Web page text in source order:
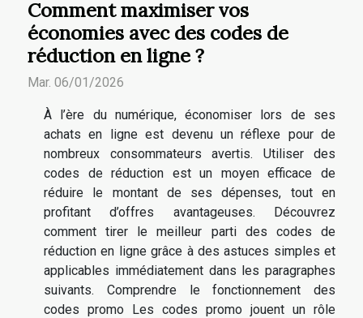
Comment maximiser vos
économies avec des codes de
réduction en ligne ?
Mar. 06/01/2026
À l’ère du numérique, économiser lors de ses
achats en ligne est devenu un réflexe pour de
nombreux consommateurs avertis. Utiliser des
codes de réduction est un moyen efficace de
réduire le montant de ses dépenses, tout en
profitant d’offres avantageuses. Découvrez
comment tirer le meilleur parti des codes de
réduction en ligne grâce à des astuces simples et
applicables immédiatement dans les paragraphes
suivants. Comprendre le fonctionnement des
codes promo Les codes promo jouent un rôle